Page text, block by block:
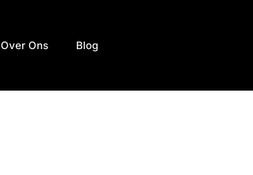
Over Ons Blog